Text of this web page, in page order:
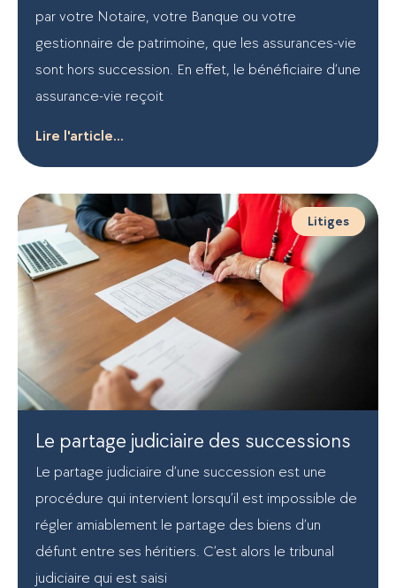
par votre Notaire, votre Banque ou votre
gestionnaire de patrimoine, que les assurances-vie
sont hors succession. En effet, le bénéficiaire d’une
assurance-vie reçoit
Lire l'article...
Litiges
Le partage judiciaire des successions
Le partage judiciaire d’une succession est une
procédure qui intervient lorsqu’il est impossible de
régler amiablement le partage des biens d’un
défunt entre ses héritiers. C’est alors le tribunal
judiciaire qui est saisi